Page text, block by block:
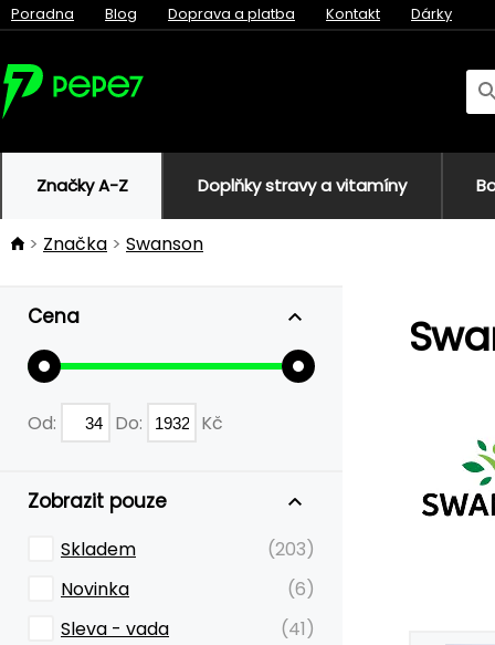
Poradna Blog Doprava a platba Kontakt Dárky
Značky A-Z Doplňky stravy a vitamíny
Značka Swanson
Cena
Od: Do: Kč
Zobrazit pouze
Skladem
(203)
Novinka
(6)
Sleva - vada
(41)